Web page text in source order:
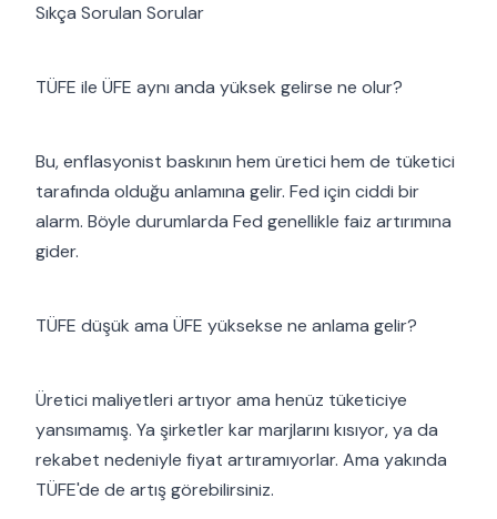
Sıkça Sorulan Sorular
TÜFE ile ÜFE aynı anda yüksek gelirse ne olur?
Bu, enflasyonist baskının hem üretici hem de tüketici
tarafında olduğu anlamına gelir. Fed için ciddi bir
alarm. Böyle durumlarda Fed genellikle faiz artırımına
gider.
TÜFE düşük ama ÜFE yüksekse ne anlama gelir?
Üretici maliyetleri artıyor ama henüz tüketiciye
yansımamış. Ya şirketler kar marjlarını kısıyor, ya da
rekabet nedeniyle fiyat artıramıyorlar. Ama yakında
TÜFE'de de artış görebilirsiniz.